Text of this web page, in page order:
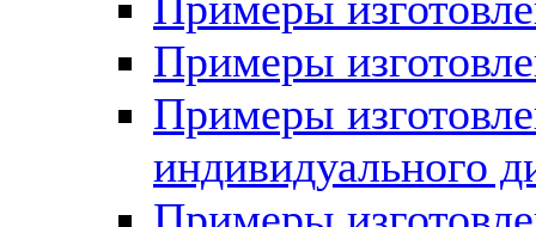
Примеры
Примеры
индивидуального